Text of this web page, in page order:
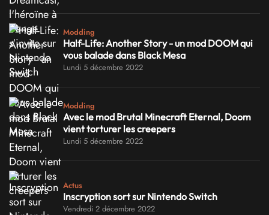
Modding
Half-Life: Another Story - un mod DOOM qui
vous balade dans Black Mesa
Lundi 5 décembre 2022
Modding
Avec le mod Brutal Minecraft Eternal, Doom
vient torturer les creepers
Lundi 5 décembre 2022
Actus
Inscryption sort sur Nintendo Switch
Vendredi 2 décembre 2022